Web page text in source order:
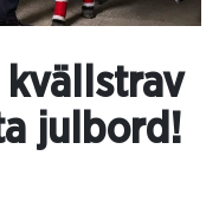
kvällstrav
julbord!